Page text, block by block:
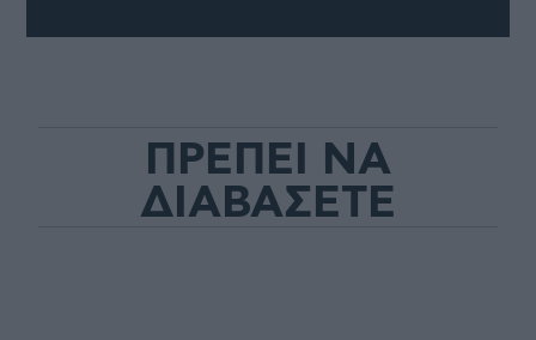
ΠΡΕΠΕΙ ΝΑ
ΔΙΑΒΑΣΕΤΕ